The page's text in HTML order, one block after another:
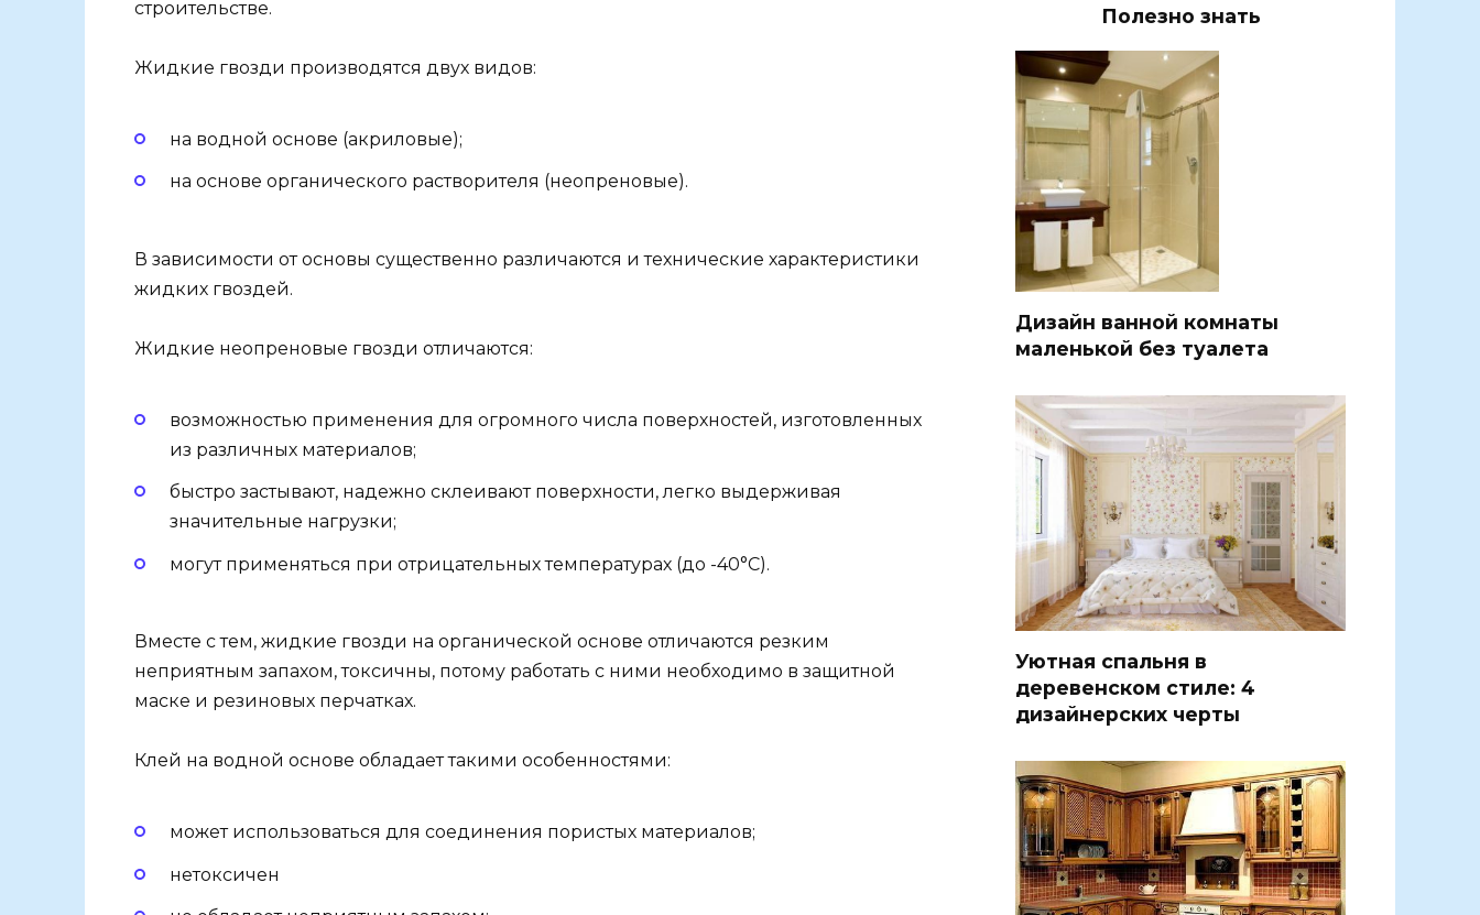
строительстве.
Жидкие гвозди производятся двух видов:
на водной основе (акриловые);
на основе органического растворителя (неопреновые).
В зависимости от основы существенно различаются и технические характеристики
жидких гвоздей.
Жидкие неопреновые гвозди отличаются:
возможностью применения для огромного числа поверхностей, изготовленных
из различных материалов;
быстро застывают, надежно склеивают поверхности, легко выдерживая
значительные нагрузки;
могут применяться при отрицательных температурах (до -40°С).
Вместе с тем, жидкие гвозди на органической основе отличаются резким
неприятным запахом, токсичны, потому работать с ними необходимо в защитной
маске и резиновых перчатках.
Клей на водной основе обладает такими особенностями:
может использоваться для соединения пористых материалов;
нетоксичен
Полезно знать
Дизайн ванной комнаты
маленькой без туалета
Уютная спальня в
деревенском стиле: 4
дизайнерских черты